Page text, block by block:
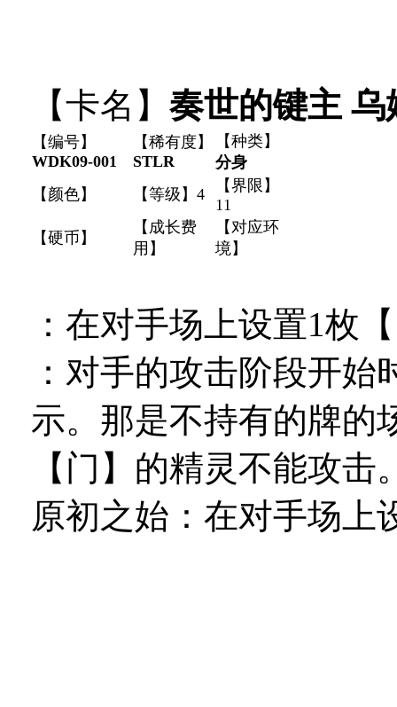
【卡名】 奏世的键主
【编号】
WDK09-001
【稀有度】
STLR
【种类】
分身
【颜色】
【等级】4
【界限】
11
【硬币】
【成长费
用】
【对应环
境】
：在对手场上设置1枚
：对手的攻击阶段开
示。那是不持有的牌的
【门】的精灵不能攻击
原初之始 ：在对手场